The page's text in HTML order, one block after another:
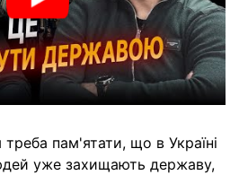
пам'ятати, що в Україні
уже захищають державу,